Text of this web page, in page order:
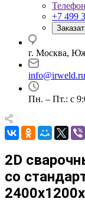
+7 499
г. Москва,
info@irweld.ru
Пн. – Пт.: с
2D
со